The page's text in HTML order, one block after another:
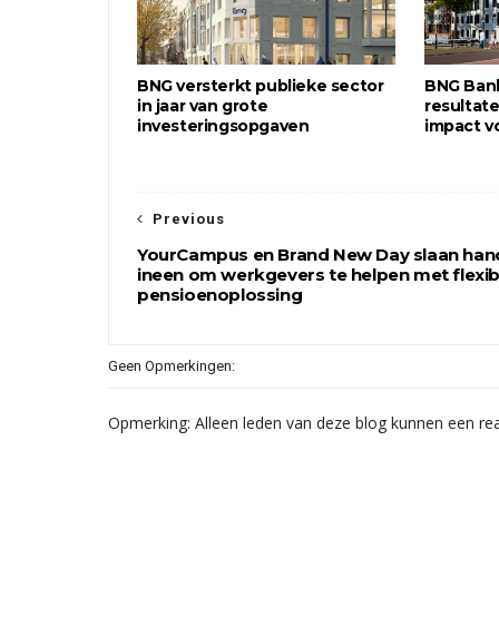
BNG versterkt publieke sector
in jaar van grote
investeringsopgaven
BNG
impact
Previous
YourCampus en Brand New Day slaan
ineen om werkgevers te helpen met
pensioenoplossing
Geen Opmerkingen:
Opmerking: Alleen leden van deze blog kunnen een